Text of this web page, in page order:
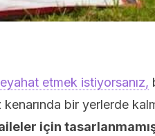
etmek istiyorsanız,
bir yerlerde
için